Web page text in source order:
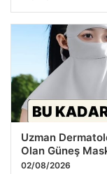
Uzman
Olan Güneş
02/08/2026